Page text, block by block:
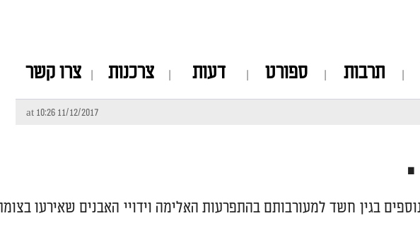
תרבות ספורט דעות צרכנות צרו קשר
11/12/2017 at 10:26
בגין חשד למעורבותם בהתפרעות האלימה וידויי האבנים שאירעו